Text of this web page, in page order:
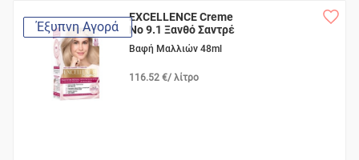
Έξυπνη Αγορά
EXCELLENCE Creme
Νο 9.1 Ξανθό Σαντρέ
Βαφή Μαλλιών 48ml
116.52 €/ λίτρο